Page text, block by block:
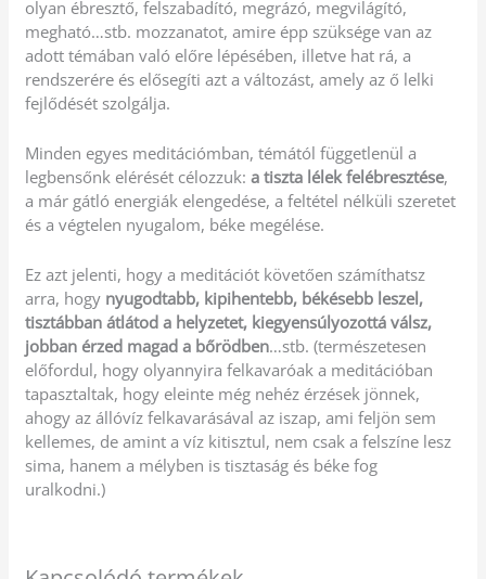
olyan ébresztő, felszabadító, megrázó, megvilágító,
megható…stb. mozzanatot, amire épp szüksége van az
adott témában való előre lépésében, illetve hat rá, a
rendszerére és elősegíti azt a változást, amely az ő lelki
fejlődését szolgálja.
Minden egyes meditációmban, témától függetlenül a
legbensőnk elérését célozzuk:a tiszta lélek felébresztése,
a már gátló energiák elengedése, a feltétel nélküli szeretet
és a végtelen nyugalom, béke megélése.
Ez azt jelenti, hogy a meditációt követően számíthatsz
arra, hogy nyugodtabb, kipihentebb, békésebb leszel,
tisztábban átlátod a helyzetet, kiegyensúlyozottá válsz,
jobban érzed magad a bőrödben…stb. (természetesen
előfordul, hogy olyannyira felkavaróak a meditációban
tapasztaltak, hogy eleinte még nehéz érzések jönnek,
ahogy az állóvíz felkavarásával az iszap, ami feljön sem
kellemes, de amint a víz kitisztul, nem csak a felszíne lesz
sima, hanem a mélyben is tisztaság és béke fog
uralkodni.)